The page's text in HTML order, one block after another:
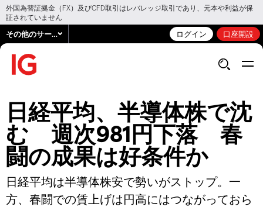
外国為替証拠金（FX）及びCFD取引はレバレッジ取引であり、元本や利益が保
証されていません
その他のサービス ログイン 口座開設
日経平均、半導体株で沈
む 週次981円下落 春
闘の成果は好条件か
日経平均は半導体株安で勢いがストップ。一
方、春闘での賃上げは円高にはつながっておら